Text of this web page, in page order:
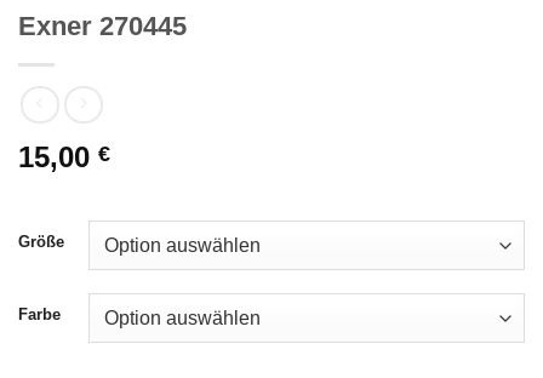
Exner 270445
15,00 €
Größe
Farbe